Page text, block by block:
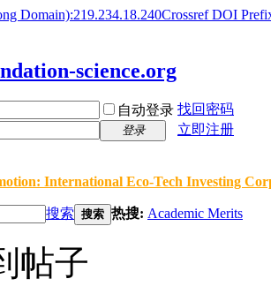
Domain):219.234.18.240Crossref DOI
自动登录 找回密码
登录
立即注册
International Eco-Tech Investing
搜索 搜索 热搜: Academic Merits
帖子